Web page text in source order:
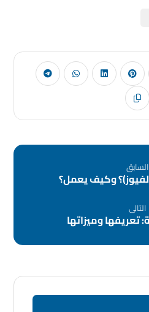
السابق
وكيف يعمل؟
التالى
تعريفها وميزاتها